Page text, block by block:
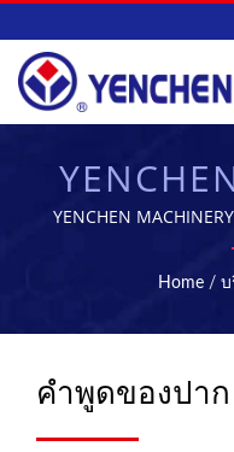
YENCHEN
Home / บ
คำพูดของปาก